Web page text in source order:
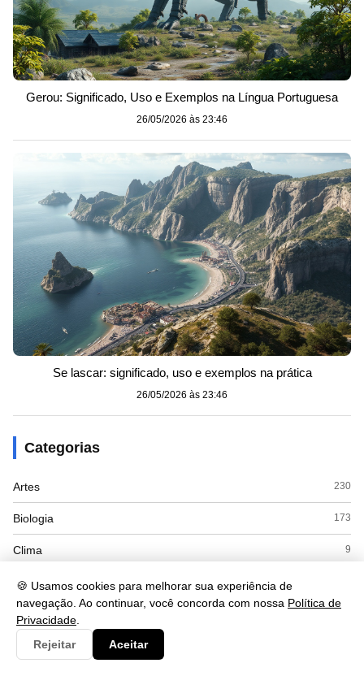
🍪 Usamos cookies para melhorar sua experiência de
navegação. Ao continuar, você concorda com nossa Política de
Privacidade
Rejeitar
Aceitar
Gerou: Significado, Uso e Exemplos na Língua Portuguesa
26/05/2026 às 23:46
Se lascar: significado, uso e exemplos na prática
26/05/2026 às 23:46
Categorias
Artes 230
Biologia 173
Clima 9
Cultura
Economia
Educacao